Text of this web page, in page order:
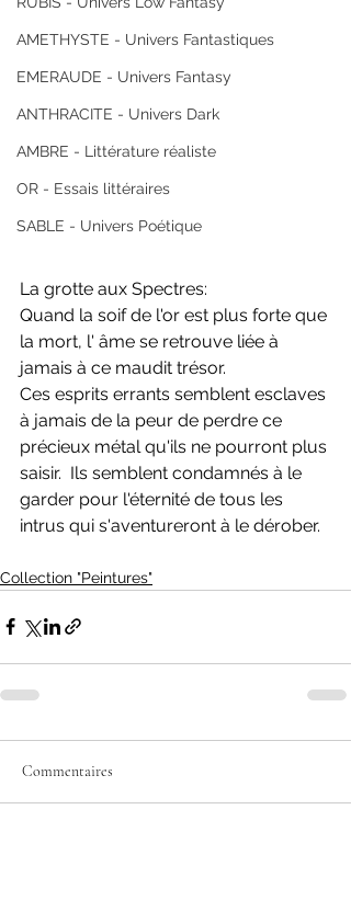
AMETHYSTE - Univers Fantastiques
EMERAUDE - Univers Fantasy
ANTHRACITE - Univers Dark
AMBRE - Littérature réaliste
OR - Essais littéraires
SABLE - Univers Poétique
La grotte aux Spectres:
Quand la soif de l'or est plus forte que
la mort, l' âme se retrouve liée à
jamais à ce maudit trésor.
Ces esprits errants semblent esclaves
à jamais de la peur de perdre ce
précieux métal qu'ils ne pourront plus
saisir.  Ils semblent condamnés à le
garder pour l'éternité de tous les
intrus qui s'aventureront à le dérober.
Collection "Peintures"
Commentaires